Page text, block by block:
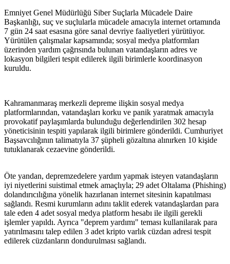
Emniyet Genel Müdürlüğü Siber Suçlarla Mücadele Daire
Başkanlığı, suç ve suçlularla mücadele amacıyla internet ortamında
7 gün 24 saat esasına göre sanal devriye faaliyetleri yürütüyor.
Yürütülen çalışmalar kapsamında; sosyal medya platformları
üzerinden yardım çağrısında bulunan vatandaşların adres ve
lokasyon bilgileri tespit edilerek ilgili birimlerle koordinasyon
kuruldu.
Kahramanmaraş merkezli depreme ilişkin sosyal medya
platformlarından, vatandaşları korku ve panik yaratmak amacıyla
provokatif paylaşımlarda bulunduğu değerlendirilen 302 hesap
yöneticisinin tespiti yapılarak ilgili birimlere gönderildi. Cumhuriyet
Başsavcılığının talimatıyla 37 şüpheli gözaltına alınırken 10 kişide
tutuklanarak cezaevine gönderildi.
Öte yandan, depremzedelere yardım yapmak isteyen vatandaşların
iyi niyetlerini suistimal etmek amaçlıyla; 29 adet Oltalama (Phishing)
dolandırıcılığına yönelik hazırlanan internet sitesinin kapatılması
sağlandı. Resmi kurumların adını taklit ederek vatandaşlardan para
tale eden 4 adet sosyal medya platform hesabı ile ilgili gerekli
işlemler yapıldı. Ayrıca "deprem yardımı" teması kullanilarak para
yatırılmasını talep edilen 3 adet kripto varlık cüzdan adresi tespit
edilerek cüzdanların dondurulması sağlandı.